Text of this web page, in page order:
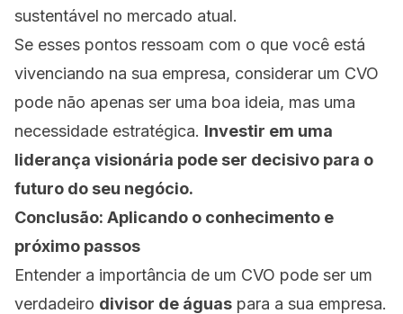
sustentável no mercado atual.
Se esses pontos ressoam com o que você está
vivenciando na sua empresa, considerar um CVO
pode não apenas ser uma boa ideia, mas uma
necessidade estratégica. Investir em uma
liderança visionária pode ser decisivo para o
futuro do seu negócio.
Conclusão: Aplicando o conhecimento e
próximo passos
Entender a importância de um CVO pode ser um
verdadeiro divisor de águas para a sua empresa.